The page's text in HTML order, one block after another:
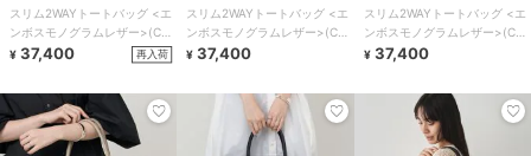
スリム2WAYトートバッグ <エ
ンボスモノグラムレザー>(CE-
1611)
¥ 37,400 再入荷
スリム2WAYトートバッグ <エ
ンボスモノグラムレザー>(CE-
1611)
¥ 37,400
スリム2WAYトートバッグ <エ
ンボスモノグラムレザー>(CE-
1611)
¥ 37,400